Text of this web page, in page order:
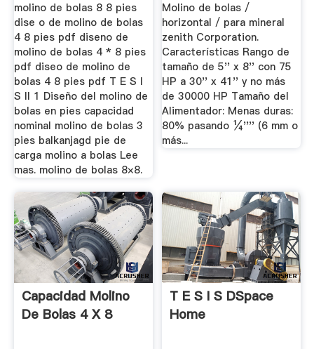
molino de bolas 8 8 pies
dise o de molino de bolas
4 8 pies pdf diseno de
molino de bolas 4 * 8 pies
pdf diseo de molino de
bolas 4 8 pies pdf T E S I
S II 1 Diseño del molino de
bolas en pies capacidad
nominal molino de bolas 3
pies balkanjagd pie de
carga molino a bolas Lee
mas. molino de bolas 8×8.
Molino de bolas /
horizontal / para mineral
zenith Corporation.
Características Rango de
tamaño de 5'' x 8'' con 75
HP a 30'' x 41'' y no más
de 30000 HP Tamaño del
Alimentador: Menas duras:
80% pasando ¼'''' (6 mm o
más...
Capacidad Molino
De Bolas 4 X 8
T E S I S DSpace
Home